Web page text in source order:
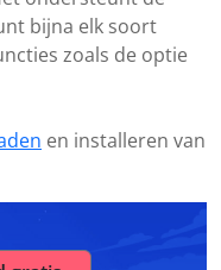
bijna elk soort
zoals de optie
en installeren van